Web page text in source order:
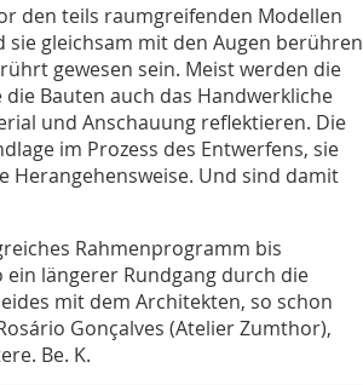
den teils raumgreifenden Modellen
gleichsam mit den Augen berühren
gewesen sein. Meist werden die
Bauten auch das Handwerkliche
und Anschauung reflektieren. Die
im Prozess des Entwerfens, sie
Herangehensweise. Und sind damit
Rahmenprogramm bis
längerer Rundgang durch die
mit dem Architekten, so schon
Gonçalves (Atelier Zumthor),
Be. K.